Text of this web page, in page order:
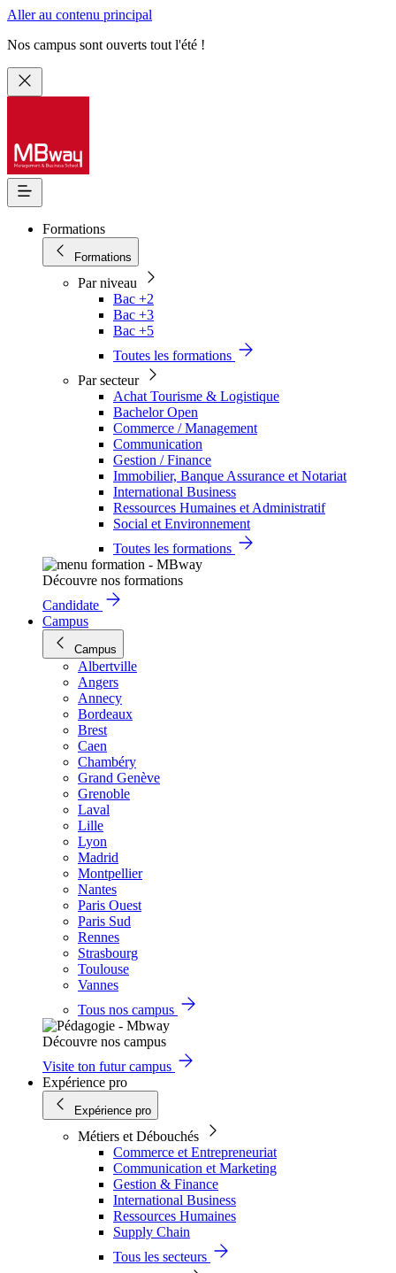
Aller au contenu principal
Nos campus sont ouverts tout l'été !
Formations
Formations
Par niveau
Bac +2
Bac +3
Bac +5
Toutes les formations
Par secteur
Achat Tourisme & Logistique
Bachelor Open
Commerce / Management
Communication
Gestion / Finance
Immobilier, Banque Assurance et Notariat
International Business
Ressources Humaines et Administratif
Social et Environnement
Toutes les formations
Découvre nos formations
Candidate
Campus
Campus
Albertville
Angers
Annecy
Bordeaux
Brest
Caen
Chambéry
Grand Genève
Grenoble
Laval
Lille
Lyon
Madrid
Montpellier
Nantes
Paris Ouest
Paris Sud
Rennes
Strasbourg
Toulouse
Vannes
Tous nos campus
Découvre nos campus
Visite ton futur campus
Expérience pro
Expérience pro
Métiers et Débouchés
Commerce et Entrepreneuriat
Communication et Marketing
Gestion & Finance
International Business
Ressources Humaines
Supply Chain
Tous les secteurs